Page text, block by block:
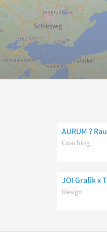
AURUM ?
Coaching
JOI Grafik x
Design